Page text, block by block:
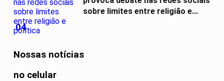
04
sobre limites entre religião e...
Nossas notícias
no celular